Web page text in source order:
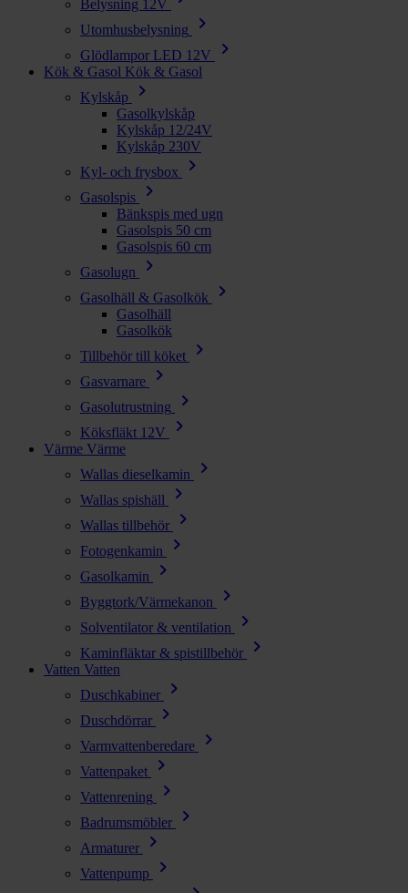
Belysning 12V
Utomhusbelysning chevron_right
Glödlampor LED 12V chevron_right
Kök & Gasol Kök & Gasol
Kylskåp
chevron_right
Gasolkylskåp
Kylskåp 12/24V
Kylskåp 230V
Kyl- och frysbox
chevron_right
Gasolspis chevron_right
Bänkspis med ugn
Gasolspis 50 cm
Gasolspis 60 cm
Gasolugn
chevron_right
Gasolhäll & Gasolkök chevron_right
Gasolhäll
Gasolkök
Tillbehör till köket
chevron_right
Gasvarnare chevron_right
Gasolutrustning chevron_right
Köksfläkt 12V chevron_right
Värme Värme
Wallas dieselkamin
chevron_right
Wallas spishäll chevron_right
Wallas tillbehör chevron_right
Fotogenkamin chevron_right
Gasolkamin chevron_right
Byggtork/Värmekanon chevron_right
Solventilator & ventilation chevron_right
Kaminfläktar & spistillbehör chevron_right
Vatten Vatten
Duschkabiner
chevron_right
Duschdörrar chevron_right
Varmvattenberedare chevron_right
Vattenpaket chevron_right
Vattenrening chevron_right
Badrumsmöbler chevron_right
Armaturer chevron_right
Vattenpump chevron_right